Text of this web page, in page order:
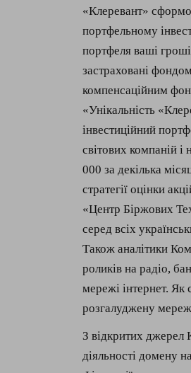
«Клеревант»
портфельному
портфеля ваші
застраховані
компенсаційним
«Унікальність
інвестиційний
світових компаній
000 за декілька
стратегії оцінки
«Центр Біржових
серед всіх
Також аналітики
роликів на радіо,
мережі інтернет. Як
розгалуджену
З відкритих джерел
діяльності домену